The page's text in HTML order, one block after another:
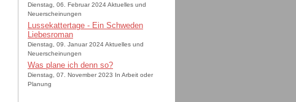
Dienstag, 06. Februar 2024 Aktuelles und
Neuerscheinungen
Lussekattertage - Ein Schweden
Liebesroman
Dienstag, 09. Januar 2024 Aktuelles und
Neuerscheinungen
Was plane ich denn so?
Dienstag, 07. November 2023 In Arbeit oder
Planung